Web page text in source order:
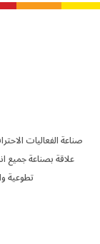
صناعة الفعاليات
علاقة بصناعة جميع
تطوعية